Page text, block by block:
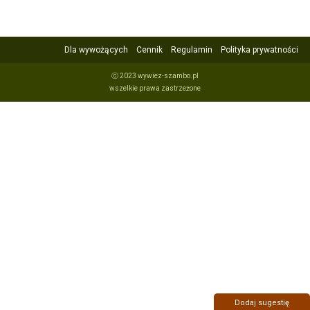
Dla wywożących Cennik Regulamin Polityka prywatności
ⓒ 2023 wywiez-szambo.pl
wszelkie prawa zastrzeżone
Dodaj sugestię